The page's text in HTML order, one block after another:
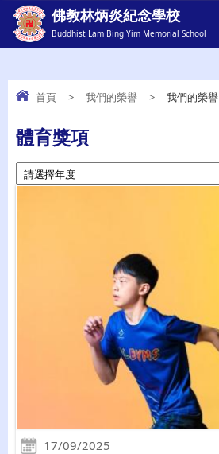
佛教林炳炎紀念學校
Buddhist Lam Bing Yim Memorial School
首頁 > 我們的榮譽 > 我們的榮譽
體育獎項
17/09/2025